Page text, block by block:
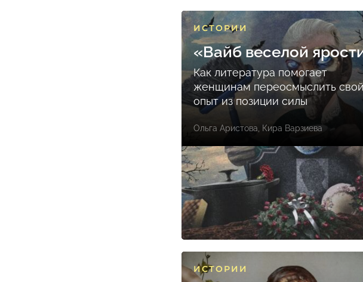
ИСТОРИИ
«Вайб веселой
Как литература помогает
женщинам переосмыслить свой
опыт из позиции силы
Ольга Аристова Кира Варзиева
ИСТОРИИ